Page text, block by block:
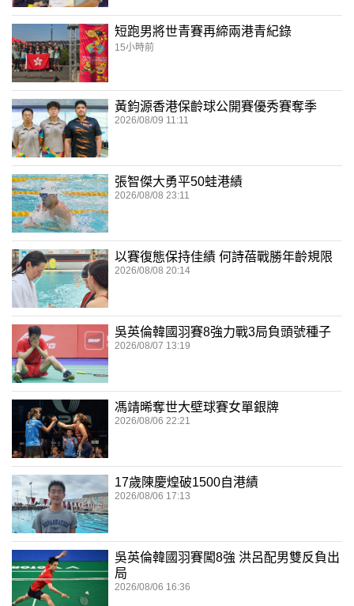
短跑男將世青賽再締兩港青紀錄
15小時前
黃鈞源香港保齡球公開賽優秀賽奪季
2026/08/09 11:11
張智傑大勇平50蛙港績
2026/08/08 23:11
以賽復態保持佳績 何詩蓓戰勝年齡規限
2026/08/08 20:14
吳英倫韓國羽賽8強力戰3局負頭號種子
2026/08/07 13:19
馮靖晞奪世大壁球賽女單銀牌
2026/08/06 22:21
17歲陳慶煌破1500自港績
2026/08/06 17:13
吳英倫韓國羽賽闖8強 洪呂配男雙反負出
局
2026/08/06 16:36